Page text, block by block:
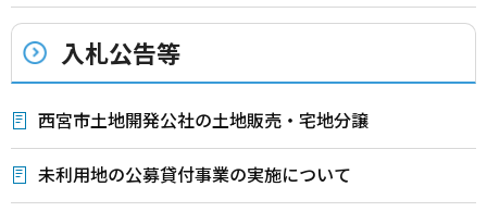
入札公告等
西宮市土地開発公社の土地販売・宅地分譲
未利用地の公募貸付事業の実施について